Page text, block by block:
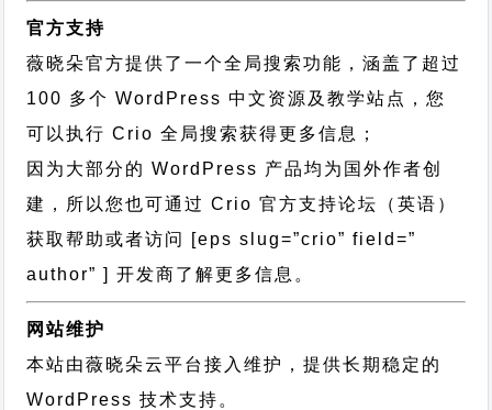
官方支持
薇晓朵官方提供了一个全局搜索功能，涵盖了超过
100 多个 WordPress 中文资源及教学站点，您
可以执行 Crio 全局搜索获得更多信息；
因为大部分的 WordPress 产品均为国外作者创
建，所以您也可通过Crio 官方支持论坛
（英语）
获取帮助或者访问 [eps slug=”crio” field=”
author” ] 开发商了解更多信息。
网站维护
本站由薇晓朵云平台接入维护，提供长期稳定的
WordPress 技术支持 。